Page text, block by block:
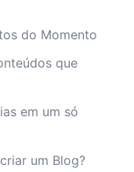
do Momento
que
em um só
um Blog?